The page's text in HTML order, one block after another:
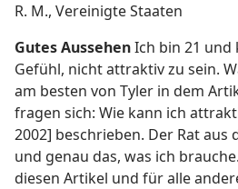
R. M., Vereinigte Staaten
Gutes AussehenIch bin 21
Gefühl, nicht attraktiv zu sein.
am besten von Tyler in dem
fragen sich: Wie kann ich
2002] beschrieben. Der Rat aus
und genau das, was ich
diesen Artikel und für alle